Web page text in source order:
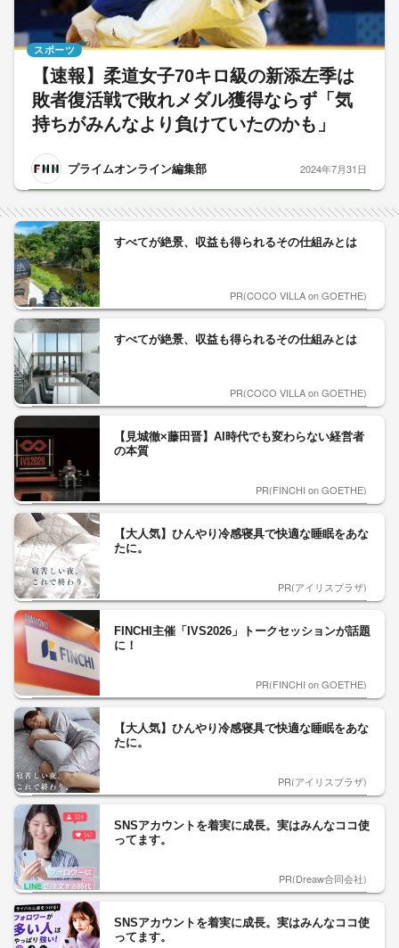
【速報】柔道女子70キロ級の新添左季は
敗者復活戦で敗れメダル獲得ならず「気
持ちがみんなより負けていたのかも」
プライムオンライン編集部
スポーツ
2024年7月31日
すべてが絶景、収益も得られるその仕組みとは
PR(COCO VILLA on GOETHE)
すべてが絶景、収益も得られるその仕組みとは
PR(COCO VILLA on GOETHE)
【見城徹×藤田晋】AI時代でも変わらない経営者
の本質
PR(FINCHI on GOETHE)
【大人気】ひんやり冷感寝具で快適な睡眠をあな
たに。
PR(アイリスプラザ)
FINCHI主催「IVS2026」トークセッションが話題
に！
PR(FINCHI on GOETHE)
【大人気】ひんやり冷感寝具で快適な睡眠をあな
たに。
PR(アイリスプラザ)
SNSアカウントを着実に成長。実はみんなココ使
ってます。
PR(Dreaw合同会社)
SNSアカウントを着実に成長。実はみんなココ使
ってます。